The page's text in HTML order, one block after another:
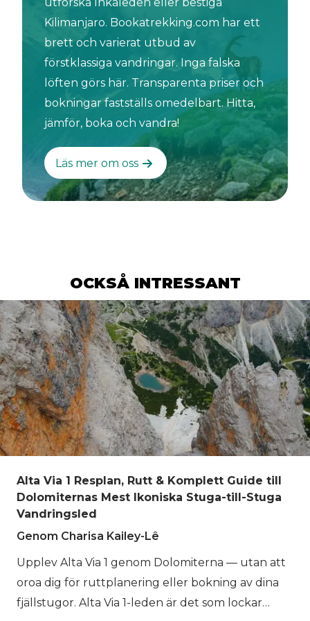
Kilimanjaro. Bookatrekking.com har ett
brett och varierat utbud av
förstklassiga vandringar. Inga falska
löften görs här. Transparenta priser och
bokningar fastställs omedelbart. Hitta,
jämför, boka och vandra!
Läs mer om oss
OCKSÅ INTRESSANT
Alta Via 1 Resplan, Rutt & Komplett Guide till
Dolomiternas Mest Ikoniska Stuga-till-Stuga
Vandringsled
Genom Charisa Kailey-Lê
Upplev Alta Via 1 genom Dolomiterna — utan att
oroa dig för ruttplanering eller bokning av dina
fjällstugor. Alta Via 1-leden är det som lockar